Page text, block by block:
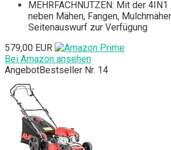
MEHRFACHNUTZEN: Mit der
neben Mähen, Fangen,
Seitenauswurf zur Verfügung
579,00 EUR
Bei Amazon ansehen
AngebotBestseller Nr. 14